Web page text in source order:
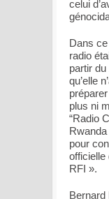
celui
Dans
radio
partir
qu’elle
plus ni
“Radio
Rwanda
pour
officielle
RFI ».
Bernard